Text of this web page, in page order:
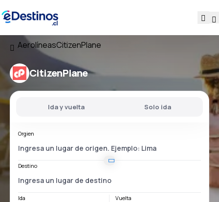
AerolíneasCitizenPlane
CitizenPlane
Ida y vuelta Solo ida
Orgien
Destino
Ida Vuelta